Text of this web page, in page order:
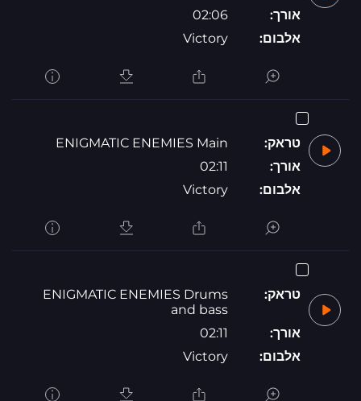
אורך:
02:06
אלבום:
Victory
טראק:
ENIGMATIC ENEMIES Main
אורך:
02:11
אלבום:
Victory
טראק:
ENIGMATIC ENEMIES Drums
and bass
אורך:
02:11
אלבום:
Victory